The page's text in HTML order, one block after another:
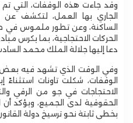
وقد جاءت هذه الوقفات، التي تم
الجاري بها العمل، لتكشف
الساكنة، وعن تطور ملموس في
الحركات الاحتجاجية، بما يكرس
دعا إليها جلالة الملك محمد
وفي الوقت الذي تشهد فيه بعض
الوقفات، شكلت تاونات استثناءً
الاحتجاجات في جو من الرقي
الحقوقية لدى الجميع، ويؤكد
بخطى ثابتة نحو ترسيخ دولة